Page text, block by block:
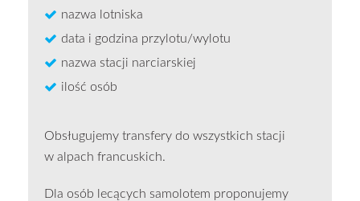
nazwa lotniska
data i godzina przylotu/wylotu
nazwa stacji narciarskiej
ilość osób
Obsługujemy transfery do wszystkich stacji
w alpach francuskich.
Dla osób lecących samolotem proponujemy